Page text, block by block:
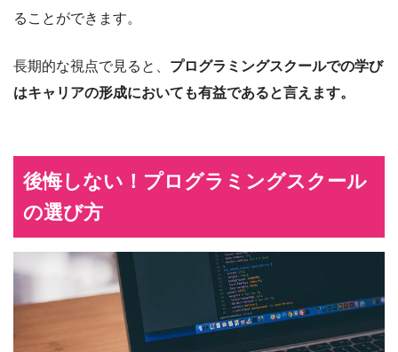
ることができます。
長期的な視点で見ると、 プログラミングスクールでの学び
はキャリアの形成においても有益であると言えます。
後悔しない！プログラミングスクール
の選び方